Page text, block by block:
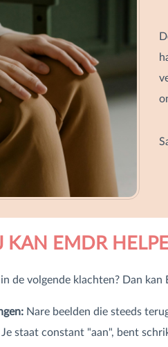
KAN EMDR
de volgende klachten? Dan
Nare beelden die steeds
Je staat constant "aan", bent